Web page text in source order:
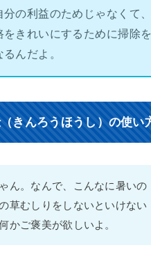
分の利益のためじゃなくて
をきれいにするために掃除
んだよ。
きんろうほうし）の使い
ん。なんで、こんなに暑いの
草むしりをしないといけない
かご褒美が欲しいよ。